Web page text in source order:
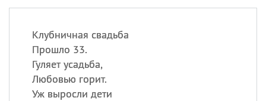
Клубничная свадьба
Прошло 33.
Гуляет усадьба,
Любовью горит.
Уж выросли дети